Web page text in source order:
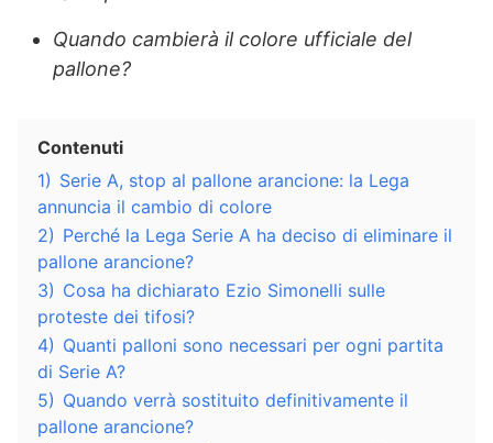
Quando cambierà il colore ufficiale del
pallone?
Contenuti
1) Serie A, stop al pallone arancione: la Lega
annuncia il cambio di colore
2) Perché la Lega Serie A ha deciso di eliminare il
pallone arancione?
3) Cosa ha dichiarato Ezio Simonelli sulle
proteste dei tifosi?
4) Quanti palloni sono necessari per ogni partita
di Serie A?
5) Quando verrà sostituito definitivamente il
pallone arancione?